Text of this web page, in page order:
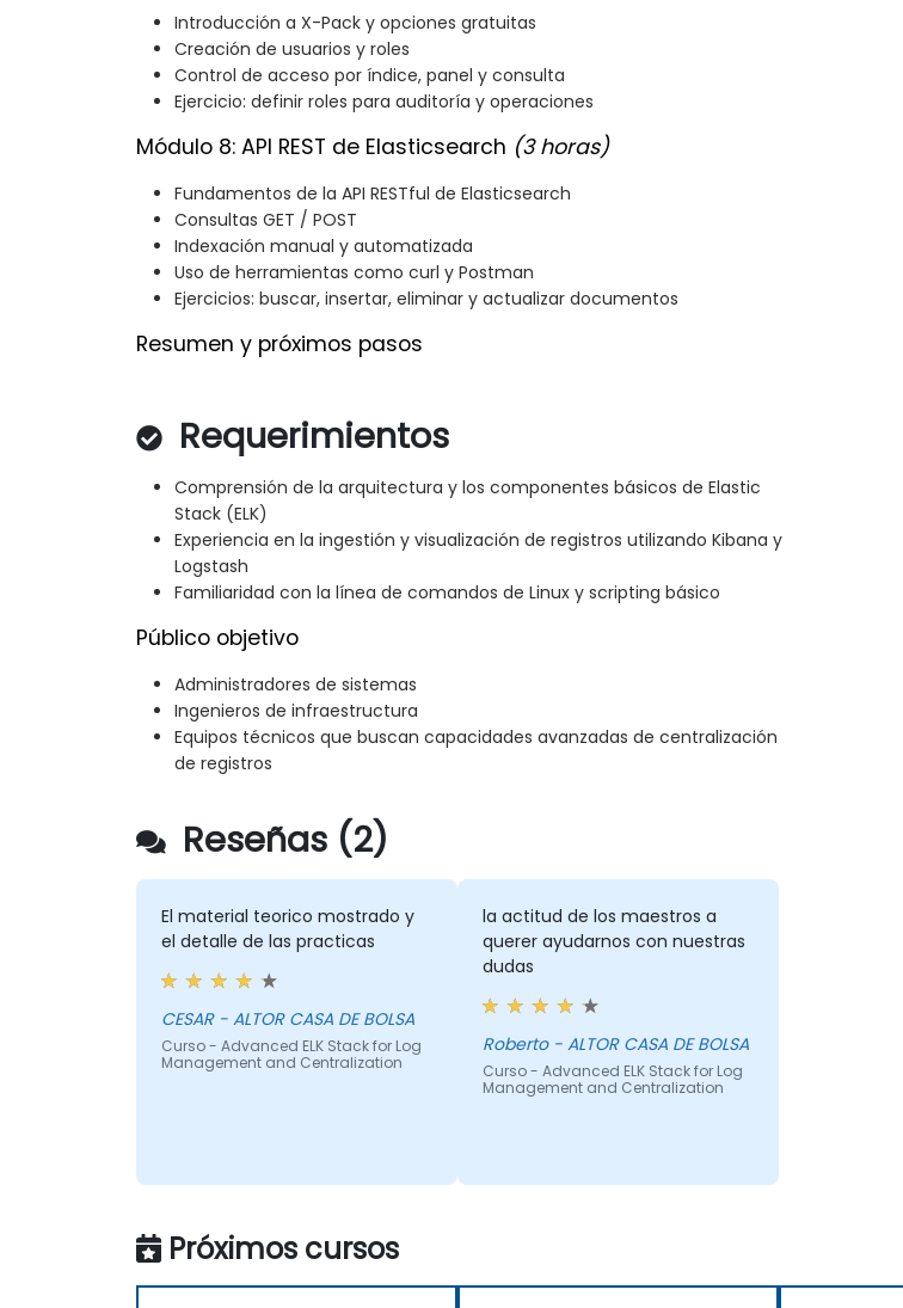
Introducción a X-Pack y opciones gratuitas
Creación de usuarios y roles
Control de acceso por índice, panel y consulta
Ejercicio: definir roles para auditoría y operaciones
Módulo 8: API REST de Elasticsearch (3 horas)
Fundamentos de la API RESTful de Elasticsearch
Consultas GET / POST
Indexación manual y automatizada
Uso de herramientas como curl y Postman
Ejercicios: buscar, insertar, eliminar y actualizar documentos
Resumen y próximos pasos
Requerimientos
Comprensión de la arquitectura y los componentes básicos de Elastic
Stack (ELK)
Experiencia en la ingestión y visualización de registros utilizando Kibana y
Logstash
Familiaridad con la línea de comandos de Linux y scripting básico
Público objetivo
Administradores de sistemas
Ingenieros de infraestructura
Equipos técnicos que buscan capacidades avanzadas de centralización
de registros
Reseñas (2)
El material teorico mostrado y
el detalle de las practicas
CESAR - ALTOR CASA DE BOLSA
Curso - Advanced ELK Stack for Log
Management and Centralization
la actitud de los maestros a
querer ayudarnos con nuestras
dudas
Roberto - ALTOR CASA DE BOLSA
Curso - Advanced ELK Stack for Log
Management and Centralization
Próximos cursos